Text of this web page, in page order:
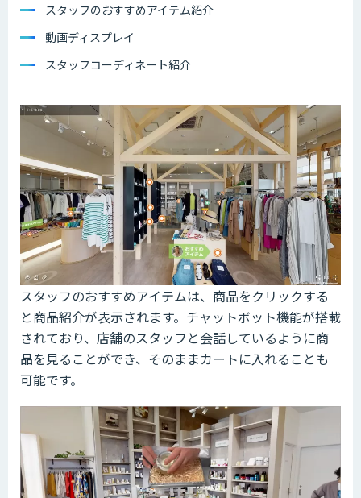
スタッフのおすすめアイテム紹介
動画ディスプレイ
スタッフコーディネート紹介
スタッフのおすすめアイテムは、商品をクリックする
と商品紹介が表示されます。チャットボット機能が搭載
されており、店舗のスタッフと会話しているように商
品を見ることができ、そのままカートに入れることも
可能です。